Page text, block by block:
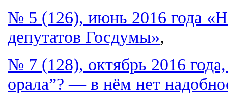
№ 5 (126), июнь 2016 года
депутатов Госдумы»,
№ 7 (128), октябрь 2016
орала”? — в нём нет